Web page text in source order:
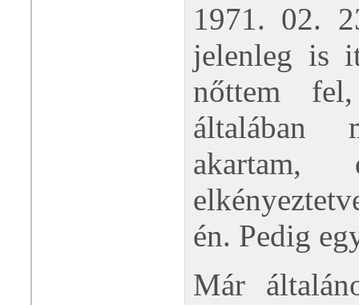
1971. 02.
jelenleg is
nőttem
általában
én. Pedig
Már